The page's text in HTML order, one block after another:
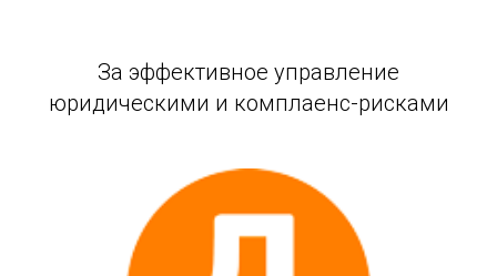
За эффективное управление
юридическими и комплаенс-рисками